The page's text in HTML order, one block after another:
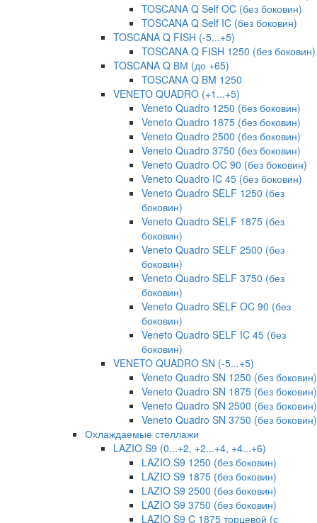
TOSCANA Q Self OC (без боковин)
TOSCANA Q Self IC (без боковин)
TOSCANA Q FISH (-5...+5)
TOSCANA Q FISH 1250 (без боковин)
TOSCANA Q ВМ (до +65)
TOSCANA Q BM 1250
VENETO QUADRO (+1...+5)
Veneto Quadro 1250 (без боковин)
Veneto Quadro 1875 (без боковин)
Veneto Quadro 2500 (без боковин)
Veneto Quadro 3750 (без боковин)
Veneto Quadro OC 90 (без боковин)
Veneto Quadro IC 45 (без боковин)
Veneto Quadro SELF 1250 (без
боковин)
Veneto Quadro SELF 1875 (без
боковин)
Veneto Quadro SELF 2500 (без
боковин)
Veneto Quadro SELF 3750 (без
боковин)
Veneto Quadro SELF OC 90 (без
боковин)
Veneto Quadro SELF IC 45 (без
боковин)
VENETO QUADRO SN (-5...+5)
Veneto Quadro SN 1250 (без боковин)
Veneto Quadro SN 1875 (без боковин)
Veneto Quadro SN 2500 (без боковин)
Veneto Quadro SN 3750 (без боковин)
Охлаждаемые стеллажи
LAZIO S9 (0...+2, +2...+4, +4...+6)
LAZIO S9 1250 (без боковин)
LAZIO S9 1875 (без боковин)
LAZIO S9 2500 (без боковин)
LAZIO S9 3750 (без боковин)
LAZIO S9 C 1875 торцевой (с